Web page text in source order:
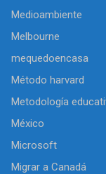
Medioambiente
Melbourne
mequedoencasa
Método harvard
Metodología
México
Microsoft
Migrar a Canadá